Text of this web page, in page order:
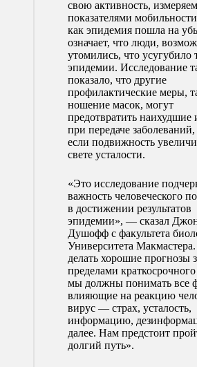
свою активность,
показателями
как эпидемия пошла на
означает, что люди,
утомились, что усугубило
эпидемии. Исследование
показало, что другие
профилактические меры,
ношение масок, могут
предотвратить наихудшие
при передаче
если подвижность
свете усталости.
«Это исследование
важность человеческого
в достижении результатов
эпидемии», — сказал
Душофф с факультета
Университета
делать хорошие прогнозы
пределами
мы должны понимать все
влияющие на реакцию
вирус — страх, усталость,
информацию,
далее. Нам предстоит
долгий путь».